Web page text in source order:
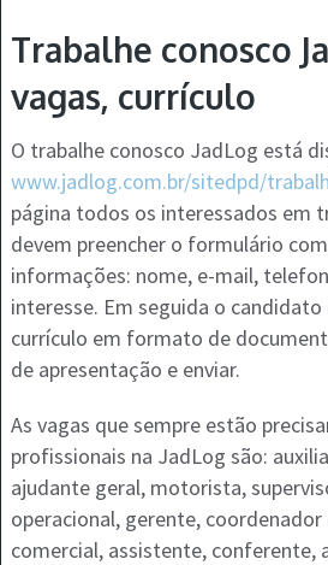
Trabalhe conosco
vagas, currículo
O trabalhe conosco JadLog está
www.jadlog.com.br/sitedpd/
página todos os interessados em
devem preencher o formulário
informações: nome, e-mail,
interesse. Em seguida o candidato
currículo em formato de
de apresentação e enviar.
As vagas que sempre estão
profissionais na JadLog são:
ajudante geral, motorista,
operacional, gerente,
comercial, assistente, conferente,